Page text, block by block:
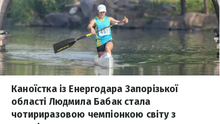
Каноїстка із Енергодара Запорізької
області Людмила Бабак стала
чотириразовою чемпіонкою світу з